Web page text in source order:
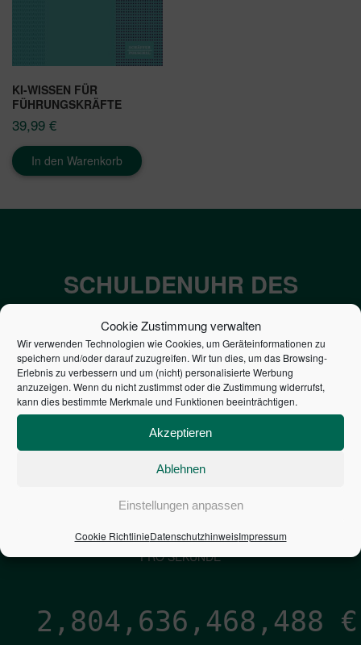
Cookie Zustimmung verwalten
Wir verwenden Technologien wie Cookies, um Geräteinformationen zu
speichern und/oder darauf zuzugreifen. Wir tun dies, um das Browsing-
Erlebnis zu verbessern und um (nicht) personalisierte Werbung
anzuzeigen. Wenn du nicht zustimmst oder die Zustimmung widerrufst,
kann dies bestimmte Merkmale und Funktionen beeinträchtigen.
Akzeptieren
Ablehnen
Einstellungen anpassen
Cookie RichtlinieDatenschutzhinweisImpressum
KI-WISSEN FÜR
FÜHRUNGSKRÄFTE
39,99 €
In den Warenkorb
SCHULDENUHR DES
BUNDES DER
STEUERZAHLER
7,052€
PRO SEKUNDE
1,601€
ZINSEN
PRO SEKUNDE
2,804,636,469,334 €